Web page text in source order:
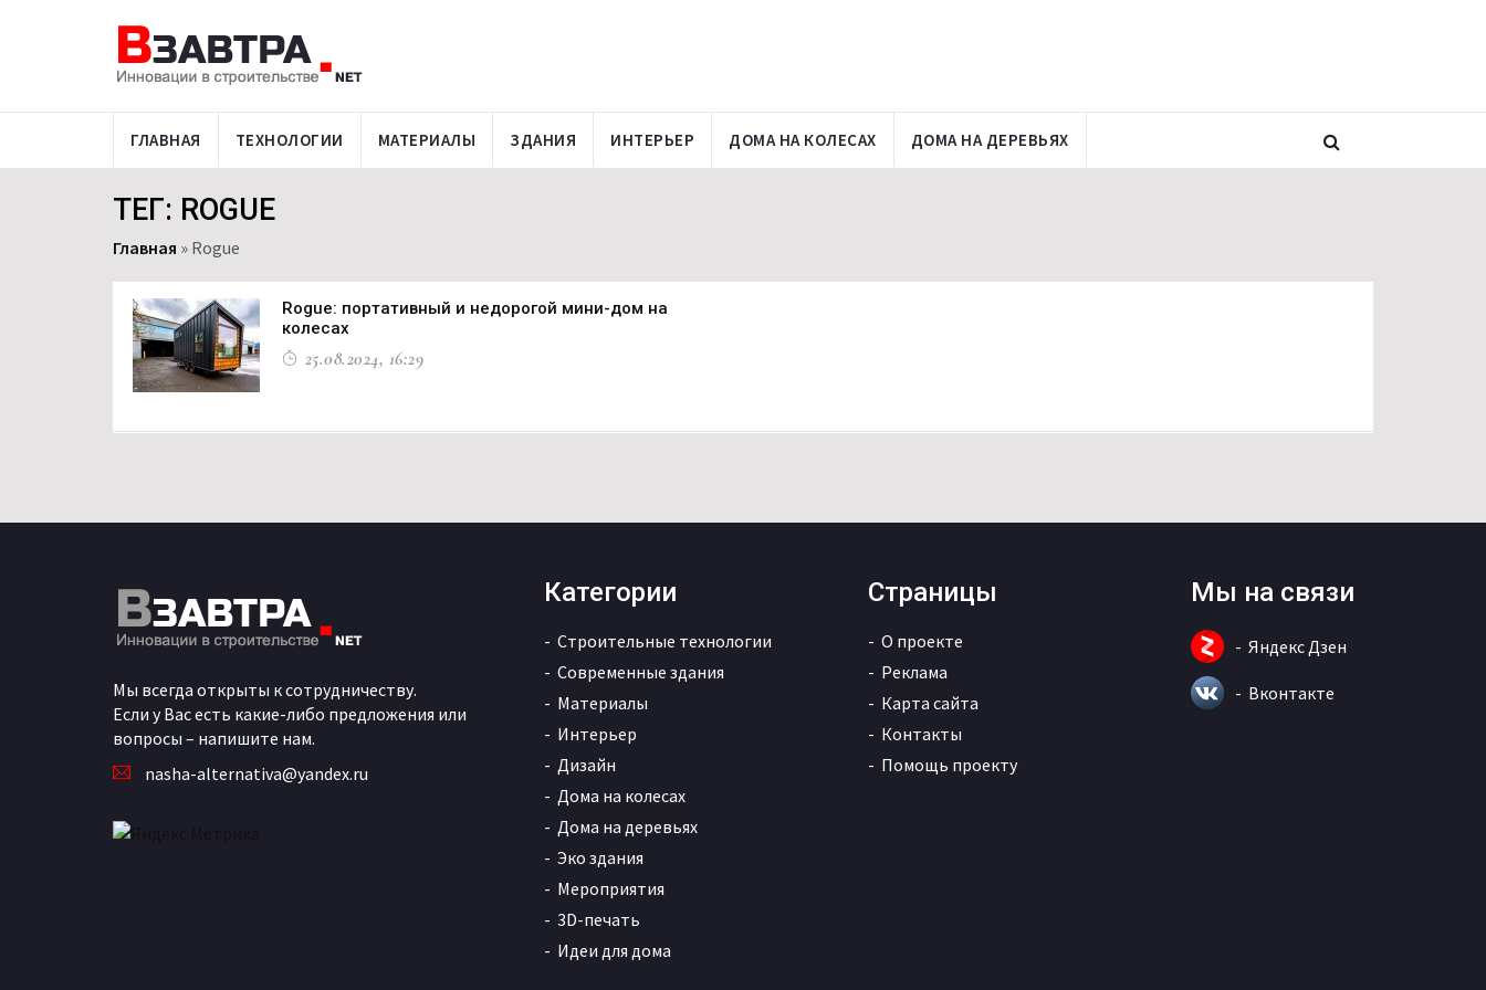
ГЛАВНАЯ ТЕХНОЛОГИИ МАТЕРИАЛЫ ЗДАНИЯ ИНТЕРЬЕР ДОМА НА КОЛЕСАХ ДОМА НА ДЕРЕВЬЯХ
ТЕГ: ROGUE
Главная » Rogue
Rogue: портативный и недорогой мини-дом на
колесах
25.08.2024, 16:29
Мы всегда открыты к сотрудничеству.
Если у Вас есть какие-либо предложения или
вопросы – напишите нам.
nasha-alternativa@yandex.ru
Категории
Строительные технологии
Современные здания
Материалы
Интерьер
Дизайн
Дома на колесах
Дома на деревьях
Эко здания
Мероприятия
3D-печать
Идеи для дома
Страницы
О проекте
Реклама
Карта сайта
Контакты
Помощь проекту
Мы на связи
Яндекс Дзен
Вконтакте